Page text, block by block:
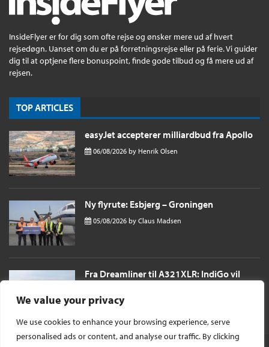
We value your privacy
We use cookies to enhance your browsing experience, serve
personalised ads or content, and analyse our traffic. By clicking
InsideFlyer er for dig som ofte rejse og ønsker mere ud af hvert
rejsedøgn. Uanset om du er på forretningsrejse eller på ferie. Vi guider
dig til at optjene flere bonuspoint, finde gode tilbud og få mere ud af
rejsen.
TOP ARTICLES
easyJet accepterer milliardbud fra Apollo
06/08/2026 by Henrik Olsen
Ny flyrute: Esbjerg – Groningen
05/08/2026 by Claus Madsen
Fra Dreamliner til A321XLR: IndiGo vil
sende passagerer næsten 11 timer til
London i et single aisle fly